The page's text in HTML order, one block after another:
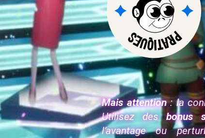
Mais attention: la
Utilisez desbonus
l’avantage ou